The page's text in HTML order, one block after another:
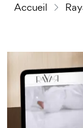
Accueil